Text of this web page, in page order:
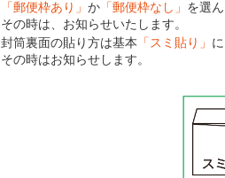
「郵便枠あり」 か 「郵便枠なし」 を選
その時は、お知らせいたします。
封筒裏面の貼り方は基本 「スミ貼り」
その時はお知らせします。